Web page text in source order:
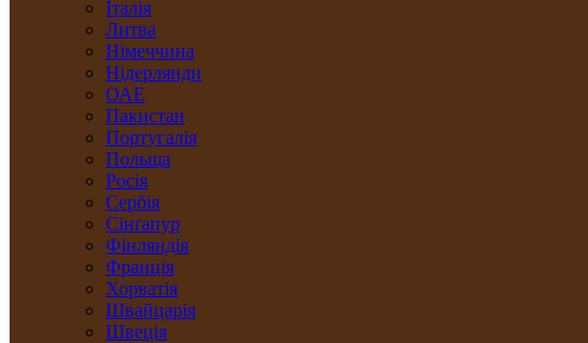
Італія
Литва
Німеччина
Нідерлянди
ОАЕ
Пакистан
Португалія
Польща
Росія
Сербія
Сінґапур
Фінляндія
Франція
Хорватія
Швайцарія
Швеція